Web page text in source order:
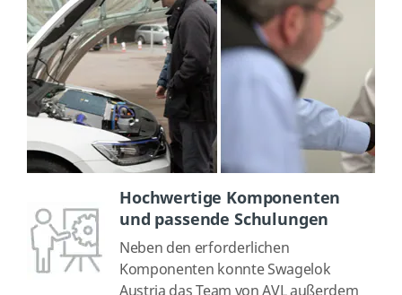
Hochwertige Komponenten
und passende Schulungen
Neben den erforderlichen
Komponenten konnte Swagelok